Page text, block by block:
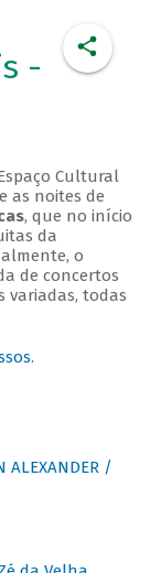
-
Cultural
as noites de
, que no início
da
o
de concertos
variadas, todas
.
ALEXANDER /